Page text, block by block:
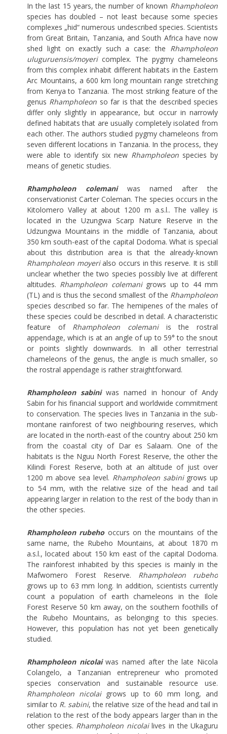
In the last 15 years, the number of known Rhampholeon
species has doubled – not least because some species
complexes „hid“ numerous undescribed species. Scientists
from Great Britain, Tanzania, and South Africa have now
shed light on exactly such a case: the Rhampholeon
uluguruensis/moyericomplex. The pygmy chameleons
from this complex inhabit different habitats in the Eastern
Arc Mountains, a 600 km long mountain range stretching
from Kenya to Tanzania. The most striking feature of the
genus Rhampholeon so far is that the described species
differ only slightly in appearance, but occur in narrowly
defined habitats that are usually completely isolated from
each other. The authors studied pygmy chameleons from
seven different locations in Tanzania. In the process, they
were able to identify six new Rhampholeon species by
means of genetic studies.
Rhampholeon colemani
was named after the
conservationist Carter Coleman. The species occurs in the
Kitolomero Valley at about 1200 m a.s.l.. The valley is
located in the Uzungwa Scarp Nature Reserve in the
Udzungwa Mountains in the middle of Tanzania, about
350 km south-east of the capital Dodoma. What is special
about this distribution area is that the already-known
Rhampholeon moyerialso occurs in this reserve. It is still
unclear whether the two species possibly live at different
altitudes. Rhampholeon colemanigrows up to 44 mm
(TL) and is thus the second smallest of the Rhampholeon
species described so far. The hemipenes of the males of
these species could be described in detail. A characteristic
feature of Rhampholeon colemaniis the rostral
appendage, which is at an angle of up to 59° to the snout
or points slightly downwards. In all other terrestrial
chameleons of the genus, the angle is much smaller, so
the rostral appendage is rather straightforward.
Rhampholeon sabini was named in honour of Andy
Sabin for his financial support and worldwide commitment
to conservation. The species lives in Tanzania in the sub-
montane rainforest of two neighbouring reserves, which
are located in the north-east of the country about 250 km
from the coastal city of Dar es Salaam. One of the
habitats is the Nguu North Forest Reserve, the other the
Kilindi Forest Reserve, both at an altitude of just over
1200 m above sea level. Rhampholeon sabinigrows up
to 54 mm, with the relative size of the head and tail
appearing larger in relation to the rest of the body than in
the other species.
Rhampholeon rubeho occurs on the mountains of the
same name, the Rubeho Mountains, at about 1870 m
a.s.l., located about 150 km east of the capital Dodoma.
The rainforest inhabited by this species is mainly in the
Mafwomero Forest Reserve. Rhampholeon rubeho
grows up to 63 mm long. In addition, scientists currently
count a population of earth chameleons in the Ilole
Forest Reserve 50 km away, on the southern foothills of
the Rubeho Mountains, as belonging to this species.
However, this population has not yet been genetically
studied.
Rhampholeon nicolai was named after the late Nicola
Colangelo, a Tanzanian entrepreneur who promoted
species conservation and sustainable resource use.
Rhampholeon nicolaigrows up to 60 mm long, and
similar to R. sabini, the relative size of the head and tail in
relation to the rest of the body appears larger than in the
other species. Rhampholeon nicolailives in the Ukaguru